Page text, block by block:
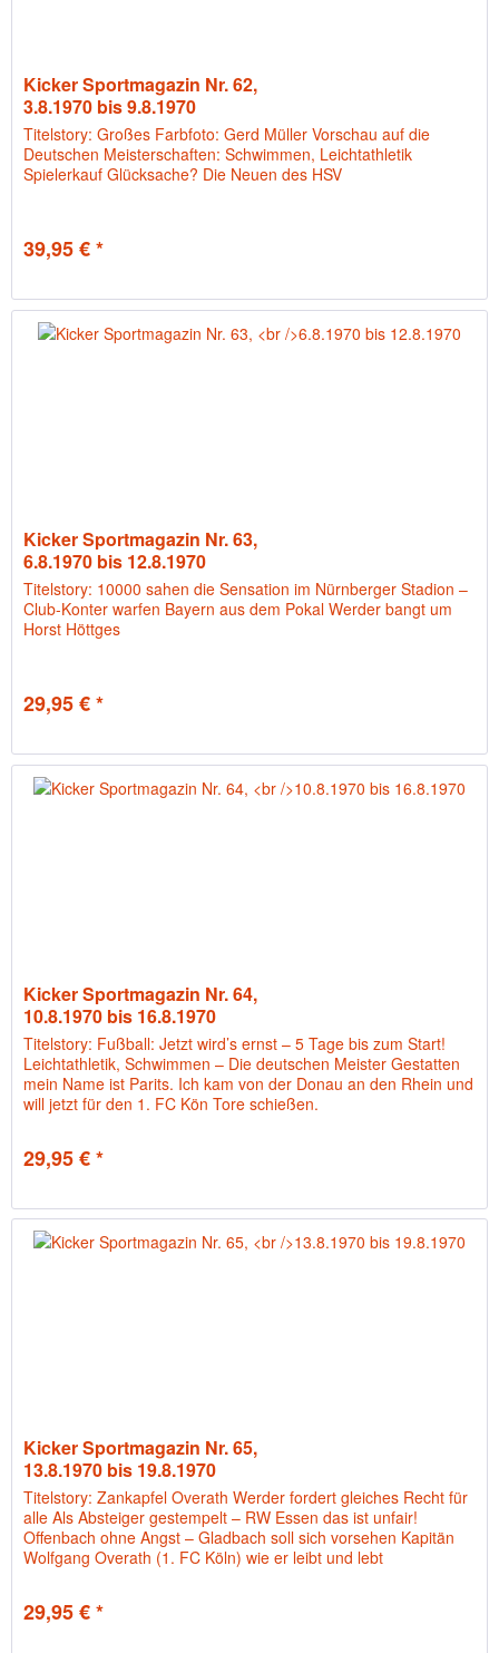
Kicker Sportmagazin Nr. 62,
3.8.1970 bis 9.8.1970
Titelstory: Großes Farbfoto: Gerd Müller Vorschau auf die
Deutschen Meisterschaften: Schwimmen, Leichtathletik
Spielerkauf Glücksache? Die Neuen des HSV
39,95 € *
Kicker Sportmagazin Nr. 63,
6.8.1970 bis 12.8.1970
Titelstory: 10000 sahen die Sensation im Nürnberger Stadion –
Club-Konter warfen Bayern aus dem Pokal Werder bangt um
Horst Höttges
29,95 € *
Kicker Sportmagazin Nr. 64,
10.8.1970 bis 16.8.1970
Titelstory: Fußball: Jetzt wird’s ernst – 5 Tage bis zum Start!
Leichtathletik, Schwimmen – Die deutschen Meister Gestatten
mein Name ist Parits. Ich kam von der Donau an den Rhein und
will jetzt für den 1. FC Kön Tore schießen.
29,95 € *
Kicker Sportmagazin Nr. 65,
13.8.1970 bis 19.8.1970
Titelstory: Zankapfel Overath Werder fordert gleiches Recht für
alle Als Absteiger gestempelt – RW Essen das ist unfair!
Offenbach ohne Angst – Gladbach soll sich vorsehen Kapitän
Wolfgang Overath (1. FC Köln) wie er leibt und lebt
29,95 € *